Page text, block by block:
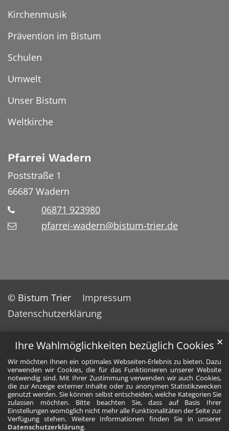
Ihre Wahlmöglichkeiten bezüglich Cookies
Wir möchten Ihnen ein optimales Webseiten-Erlebnis zu bieten. Dazu
verwenden wir Cookies, die für das Funktionieren unserer Website
notwendig sind. Mit Ihrer Zustimmung verwenden wir auch Cookies,
die zur Anzeige externer Inhalte oder zu anonymen Statistikzwecken
genutzt werden. Sie können selbst entscheiden, welche Kategorien Sie
zulassen möchten. Bitte beachten Sie, dass auf Basis Ihrer
Einstellungen womöglich nicht mehr alle Funktionalitäten der Seite zur
Verfügung stehen. Weitere Informationen finden Sie in unserer
Datenschutzerklärung.
✕
Kirchenmusik
Prävention im Bistum
Schulen
Umwelt
Unser Bistum
Weltkirche
Pfarrei Wadern
Poststraße 1
66687 Wadern
06871 923980
pfarrei-wadern@bistum-trier.de
© Bistum Trier
Impressum
Datenschutzerklärung